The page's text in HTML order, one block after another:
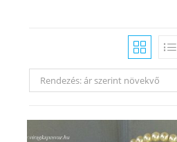
Rendezés: ár szerint növekvő